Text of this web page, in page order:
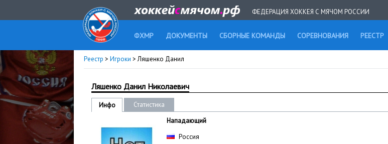
ФЕДЕРАЦИЯ ХОККЕЯ С МЯЧОМ РОССИИ
ФХМР ДОКУМЕНТЫ СБОРНЫЕ КОМАНДЫ СОРЕВНОВАНИЯ РЕЕСТР
Реестр > Игроки > Ляшенко Данил
Ляшенко Данил Николаевич
Инфо
Статистика
Нападающий
Россия